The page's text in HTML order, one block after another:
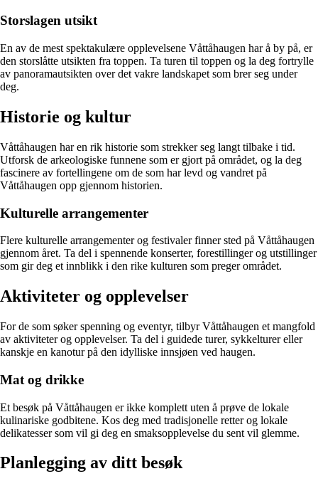
Storslagen utsikt
En av de mest spektakulære opplevelsene Våttåhaugen har å by på, er
den storslåtte utsikten fra toppen. Ta turen til toppen og la deg fortrylle
av panoramautsikten over det vakre landskapet som brer seg under
deg.
Historie og kultur
Våttåhaugen har en rik historie som strekker seg langt tilbake i tid.
Utforsk de arkeologiske funnene som er gjort på området, og la deg
fascinere av fortellingene om de som har levd og vandret på
Våttåhaugen opp gjennom historien.
Kulturelle arrangementer
Flere kulturelle arrangementer og festivaler finner sted på Våttåhaugen
gjennom året. Ta del i spennende konserter, forestillinger og utstillinger
som gir deg et innblikk i den rike kulturen som preger området.
Aktiviteter og opplevelser
For de som søker spenning og eventyr, tilbyr Våttåhaugen et mangfold
av aktiviteter og opplevelser. Ta del i guidede turer, sykkelturer eller
kanskje en kanotur på den idylliske innsjøen ved haugen.
Mat og drikke
Et besøk på Våttåhaugen er ikke komplett uten å prøve de lokale
kulinariske godbitene. Kos deg med tradisjonelle retter og lokale
delikatesser som vil gi deg en smaksopplevelse du sent vil glemme.
Planlegging av ditt besøk